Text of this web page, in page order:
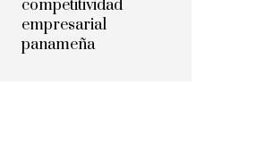
competitividad
empresarial
panameña